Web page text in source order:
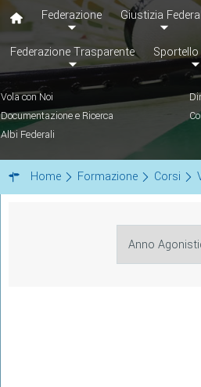
Federazione Giustizia
Federazione Trasparente
Vola con Noi
Documentazione e Ricerca
Albi Federali
Home Formazione Corsi